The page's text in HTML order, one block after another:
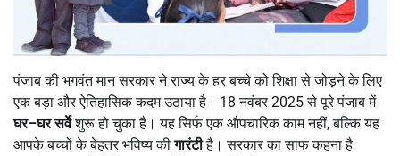
पंजाब की भगवंत मान सरकार ने राज्य के हर बच्चे को शिक्षा से जोड़ने के लिए
एक बड़ा और ऐतिहासिक कदम उठाया है। 18 नवंबर 2025 से पूरे पंजाब में
घर–घर सर्वेशुरू हो चुका है। यह सिर्फ एक औपचारिक काम नहीं, बल्कि यह
आपके बच्चों के बेहतर भविष्य कीगारंटीहै। सरकार का साफ कहना है